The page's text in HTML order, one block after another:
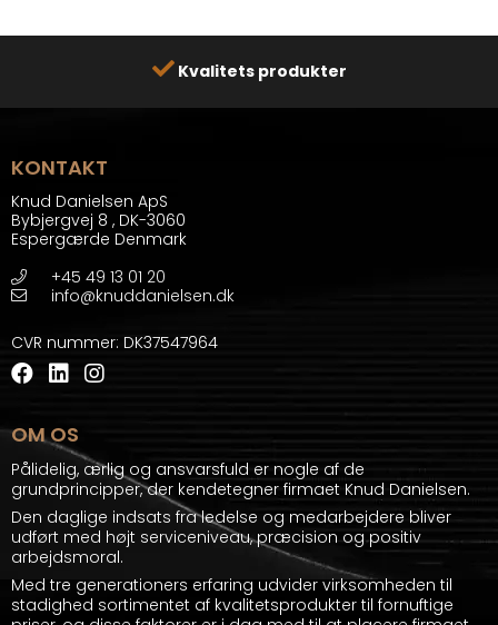
Kvalitets produkter
KONTAKT
Knud Danielsen ApS
Bybjergvej 8 , DK-3060
Espergærde Denmark
+45 49 13 01 20
info@knuddanielsen.dk
CVR nummer: DK37547964
OM OS
Pålidelig, ærlig og ansvarsfuld er nogle af de
grundprincipper, der kendetegner firmaet Knud Danielsen.
Den daglige indsats fra ledelse og medarbejdere bliver
udført med højt serviceniveau, præcision og positiv
arbejdsmoral.
Med tre generationers erfaring udvider virksomheden til
stadighed sortimentet af kvalitetsprodukter til fornuftige